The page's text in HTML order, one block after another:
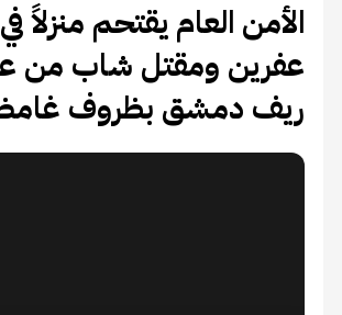
الأمن العام يقتحم منزلاً
عفرين ومقتل شاب من
ريف دمشق بظروف